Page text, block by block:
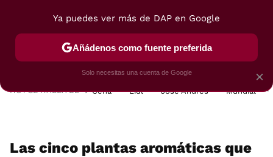
POSTRES VIAJES SELECCIÓN VEGUI
HOY SE HABLA DE Cena Lidl José Andrés Mundial
Las cinco plantas aromáticas que
×
Ya puedes ver más de DAP en Google
Añádenos como fuente preferida
Solo necesitas una cuenta de Google